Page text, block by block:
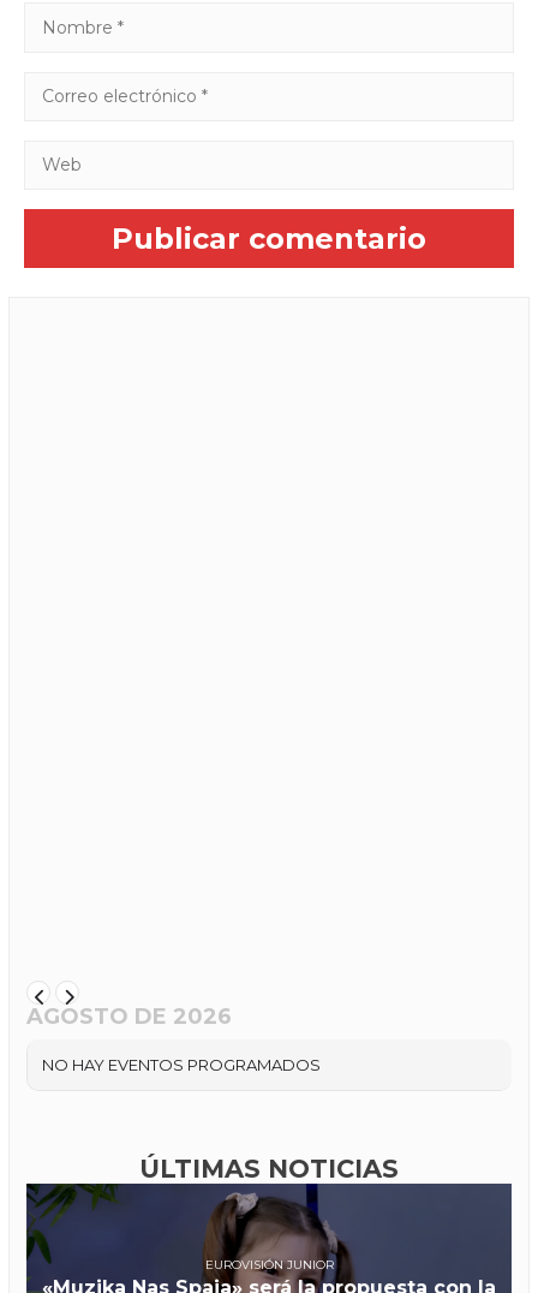
AGOSTO DE 2026
NO HAY EVENTOS PROGRAMADOS
ÚLTIMAS NOTICIAS
EUROVISIÓN JUNIOR
«Muzika Nas Spaja» será la propuesta con la